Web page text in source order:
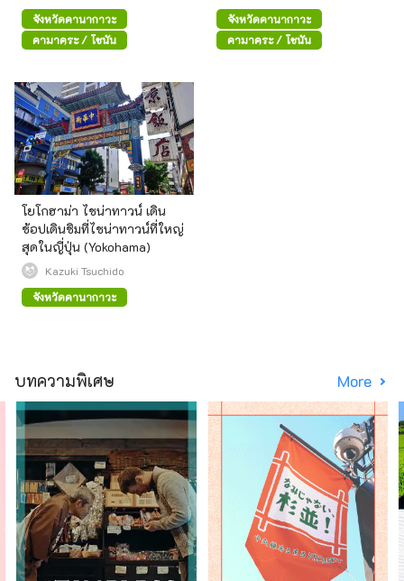
จังหวัดคานากาวะ
คามาคุระ / โชนัน
จังหวัดคานากาวะ
คามาคุระ / โชนัน
โยโกฮาม่า ไชน่าทาวน์ เดิน
ช้อปเดินชิมที่ไชน่าทาวน์ที่ใหญ่
สุดในญี่ปุ่น (Yokohama)
Kazuki Tsuchido
จังหวัดคานากาวะ
บทความพิเศษ More